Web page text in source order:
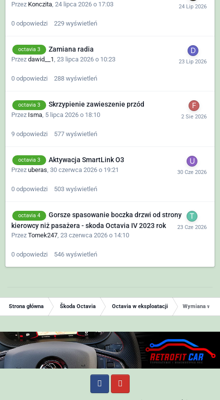
Przez Konczita, 24 lipca 2026 o 17:03
0 odpowiedzi 229 wyświetleń
octavia 3 Zamiana radia
Przez dawid__1, 23 lipca 2026 o 10:23
0 odpowiedzi 288 wyświetleń
octavia 3 Skrzypienie zawieszenie przód
Przez Isma 5 lipca 2026 o 18:10
9 odpowiedzi 577 wyświetleń
octavia 3 Aktywacja SmartLink O3
Przez uberas, 30 czerwca 2026 o 19:21
0 odpowiedzi 503 wyświetleń
octavia 4
Gorsze spasowanie boczka drzwi od strony
kierowcy niż pasażera - skoda Octavia IV 2023 rok
Przez Tomek247 23 czerwca 2026 o 14:10
0 odpowiedzi 546 wyświetleń
Strona główna Škoda Octavia Octavia w eksploatacji Wymiana